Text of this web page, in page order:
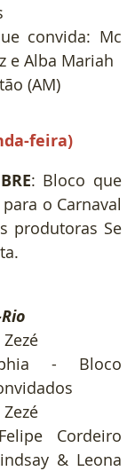
convida: Mc
e Alba Mariah
(AM)
feira)
: Bloco que
o Carnaval
produtoras Se
Zezé
- Bloco
Zezé
Cordeiro
& Leona